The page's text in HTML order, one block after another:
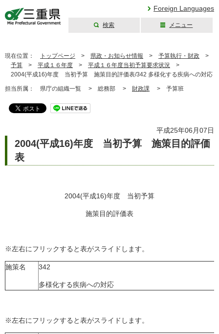
Foreign Languages
検索 メニュー
現在位置： トップページ > 県政・お知らせ情報 > 予算執行・財政 >
予算 > 平成１６年度 > 平成１６年度当初予算要求状況 >
2004(平成16)年度 当初予算 施策目的評価表/342 多様化する疾病への対応
担当所属： 県庁の組織一覧 > 総務部 > 財政課 > 予算班
平成25年06月07日
2004(平成16)年度 当初予算 施策目的評価
表
2004(平成16)年度 当初予算
施策目的評価表
※左右にフリックすると表がスライドします。
施策名 342
多様化する疾病への対応
※左右にフリックすると表がスライドします。